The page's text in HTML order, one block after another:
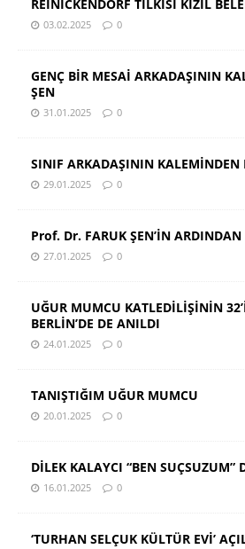
REINICKENDORF TİLKİSİ KIZIL
03.02.2025 0
GENÇ BİR MESAİ ARKADAŞININ
ŞEN
31.01.2025 0
SINIF ARKADAŞININ KALEMİNDEN
29.01.2025 0
Prof. Dr. FARUK ŞEN’İN ARDINDAN
27.01.2025 0
UĞUR MUMCU KATLEDİLİŞİNİN
BERLİN’DE DE ANILDI
24.01.2025 0
TANIŞTIĞIM UĞUR MUMCU
20.01.2025 0
DİLEK KALAYCI “BEN SUÇSUZUM”
16.01.2025 0
‘TURHAN SELÇUK KÜLTÜR EVİ’